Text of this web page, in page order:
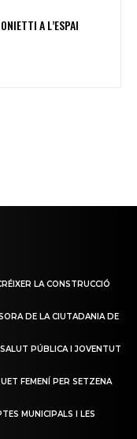
A L’ESPAI
LA CONSTRUCCIÓ
DE LA CIUTADANIA DE
PÚBLICA I JOVENTUT
FEMENÍ PER SETZENA
MUNICIPALS I LES